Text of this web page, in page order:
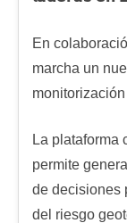
En
marcha un
La plataforma
permite
de decisiones
del riesgo